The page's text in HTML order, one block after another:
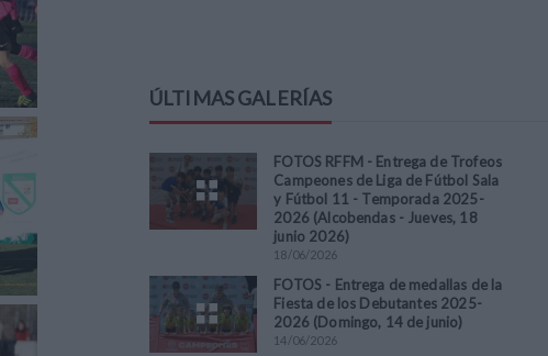
ÚLTIMAS GALERÍAS
FOTOS RFFM - Entrega de Trofeos
Campeones de Liga de Fútbol Sala
y Fútbol 11 - Temporada 2025-
2026 (Alcobendas - Jueves, 18
junio 2026)
18/06/2026
FOTOS - Entrega de medallas de la
Fiesta de los Debutantes 2025-
2026 (Domingo, 14 de junio)
14/06/2026